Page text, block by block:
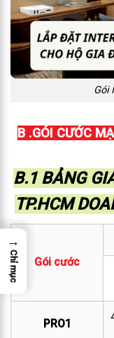
Gói
B .GÓI CƯỚC
B.1 BẢNG
TP.HCM
Gói cước
PRO1
→
Chỉ mục